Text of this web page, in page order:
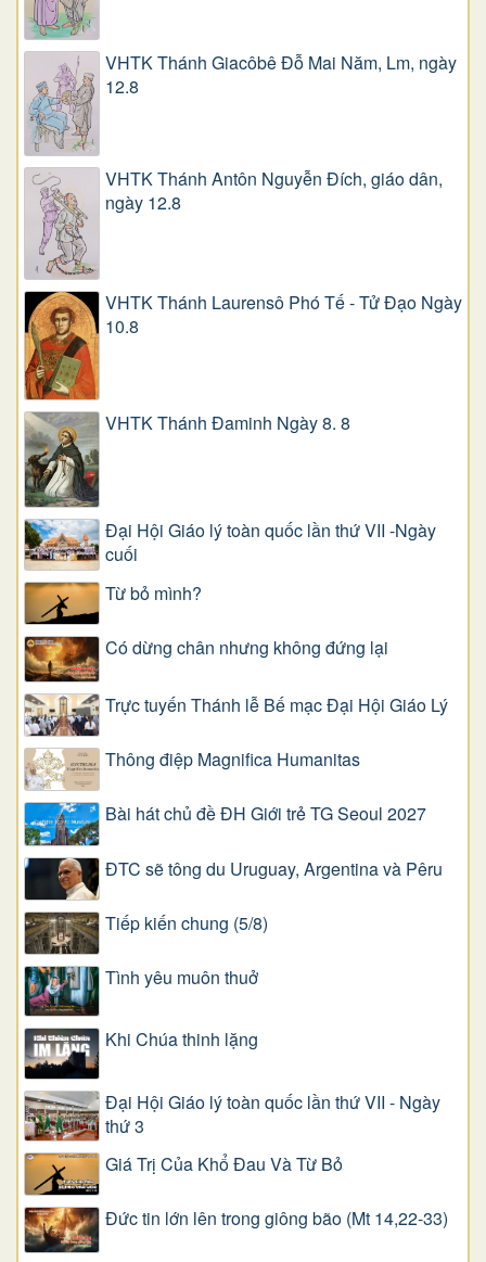
VHTK Thánh Giacôbê Ðỗ Mai Năm, Lm, ngày
12.8
VHTK Thánh Antôn Nguyễn Ðích, giáo dân,
ngày 12.8
VHTK Thánh Laurensô Phó Tế - Tử Đạo Ngày
10.8
VHTK Thánh Đaminh Ngày 8. 8
Đại Hội Giáo lý toàn quốc lần thứ VII -Ngày
cuối
Từ bỏ mình?
Có dừng chân nhưng không đứng lại
Trực tuyến Thánh lễ Bế mạc Đại Hội Giáo Lý
Thông điệp Magnifica Humanitas
Bài hát chủ đề ĐH Giới trẻ TG Seoul 2027
ĐTC sẽ tông du Uruguay, Argentina và Pêru
Tiếp kiến chung (5/8)
Tình yêu muôn thuở
Khi Chúa thinh lặng
Đại Hội Giáo lý toàn quốc lần thứ VII - Ngày
thứ 3
Giá Trị Của Khổ Ðau Và Từ Bỏ
Đức tin lớn lên trong giông bão (Mt 14,22-33)